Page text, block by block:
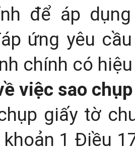
để áp
ứng yêu
chính có
việc sao
giấy tờ
1 Điều